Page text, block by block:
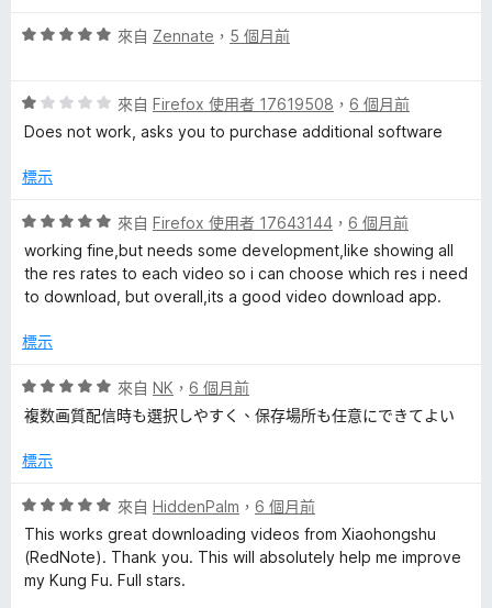
5
評
分
，
分
分
來自 Zennate ， 5 個月前
評
價
分
滿
5
分
來自 Firefox 使用者 17619508 ， 6 個月前
Does not work, asks you to purchase additional software
標示
評
價
5
分
滿
5
分
來自 Firefox 使用者 17643144 ， 6 個月前
working fine,but needs some development,like showing all
the res rates to each video so i can choose which res i need
to download, but overall,its a good video download app.
標示
評
價
分
滿
分
5
分
來自 NK ， 6 個月前
複数画質配信時も選択しやすく、保存場所も任意にできてよい
標示
評
價
5
分
來自 HiddenPalm ， 6 個月前
This works great downloading videos from Xiaohongshu
(RedNote). Thank you. This will absolutely help me improve
my Kung Fu. Full stars.